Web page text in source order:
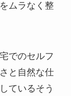
ムラなく整
でのセルフ
と自然な仕
ているそう